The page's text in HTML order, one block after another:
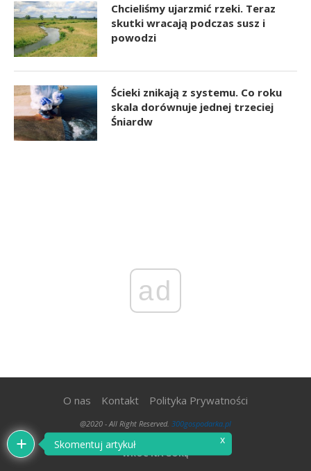
Chcieliśmy ujarzmić rzeki. Teraz
skutki wracają podczas susz i
powodzi
Ścieki znikają z systemu. Co roku
skala dorównuje jednej trzeciej
Śniardw
ad
O nas Kontakt Polityka Prywatności
@2020 - All Right Reserved. 300gospodarka.pl
WRÓĆ NA GÓRĘ
Skomentuj artykuł x